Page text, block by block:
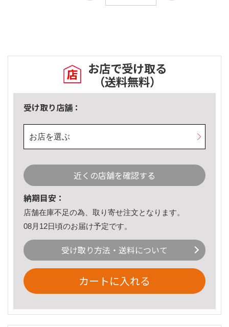
お店で受け取る
（送料無料）
受け取り店舗：
お店を選ぶ
近くの店舗を確認する
納期目安：
店舗在庫不足の為、取り寄せ注文となります。
08月12日頃のお届け予定です。
受け取り方法・送料について
カートに入れる